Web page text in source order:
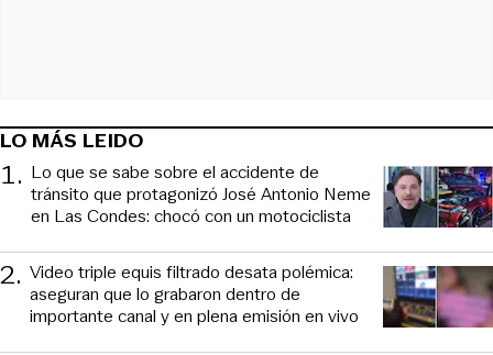
LO MÁS LEIDO
1. Lo que se sabe sobre el accidente de
tránsito que protagonizó José Antonio Neme
en Las Condes: chocó con un motociclista
2. Video triple equis filtrado desata polémica:
aseguran que lo grabaron dentro de
importante canal y en plena emisión en vivo